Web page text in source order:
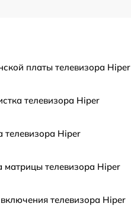
платы телевизора Hiper
телевизора Hiper
телевизора Hiper
телевизора Hiper
телевизора Hiper